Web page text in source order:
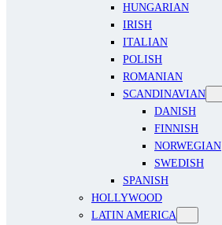
HUNGARIAN
IRISH
ITALIAN
POLISH
ROMANIAN
SCANDINAVIAN
DANISH
FINNISH
NORWEGIAN
SWEDISH
SPANISH
HOLLYWOOD
LATIN AMERICA